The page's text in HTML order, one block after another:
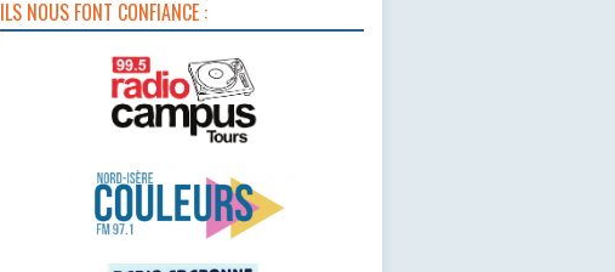
ILS NOUS FONT CONFIANCE :